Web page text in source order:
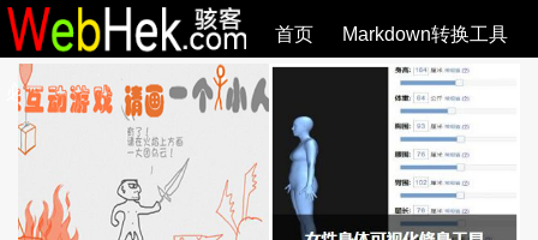
首页 Markdown转换工具
必观作品 SVG教程 SVG手册 全部文章